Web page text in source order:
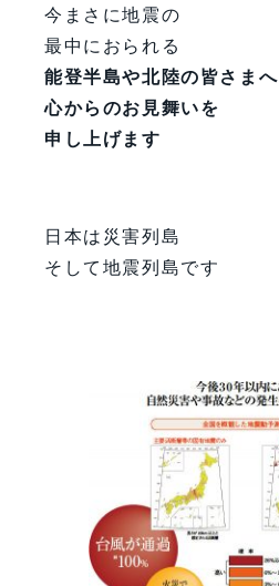
今まさに地震の
最中におられる
能登半島や北陸の皆さまへ
心からのお見舞いを
申し上げます
日本は災害列島
そして地震列島です